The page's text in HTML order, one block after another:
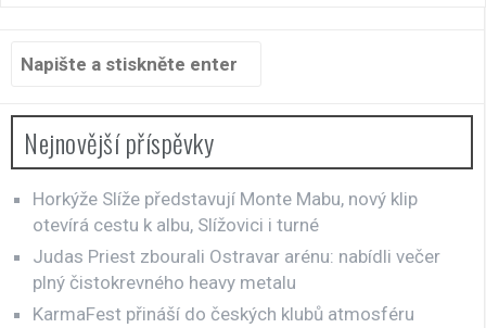
Hledat:
Nejnovější příspěvky
Horkýže Slíže představují Monte Mabu, nový klip
otevírá cestu k albu, Slížovici i turné
Judas Priest zbourali Ostravar arénu: nabídli večer
plný čistokrevného heavy metalu
KarmaFest přináší do českých klubů atmosféru